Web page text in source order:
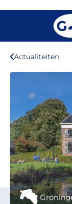
Actualiteiten